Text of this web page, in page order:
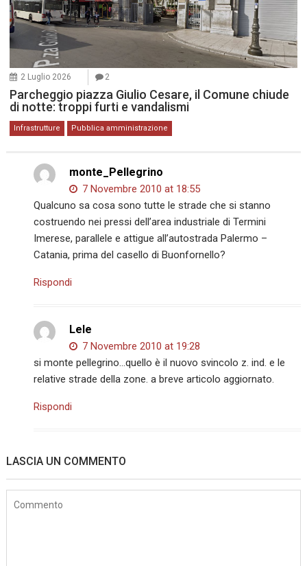
2 Luglio 2026 2
Parcheggio piazza Giulio Cesare, il Comune chiude
di notte: troppi furti e vandalismi
Infrastrutture Pubblica amministrazione
monte_Pellegrino
7 Novembre 2010 at 18:55
Qualcuno sa cosa sono tutte le strade che si stanno
costruendo nei pressi dell’area industriale di Termini
Imerese, parallele e attigue all’autostrada Palermo –
Catania, prima del casello di Buonfornello?
Rispondi
Lele
7 Novembre 2010 at 19:28
si monte pellegrino…quello è il nuovo svincolo z. ind. e le
relative strade della zone. a breve articolo aggiornato.
Rispondi
LASCIA UN COMMENTO